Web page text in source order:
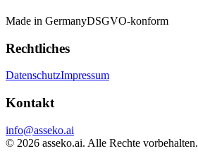
Made in GermanyDSGVO-konform
Rechtliches
DatenschutzImpressum
Kontakt
info@asseko.ai
© 2026 asseko.ai. Alle Rechte vorbehalten.